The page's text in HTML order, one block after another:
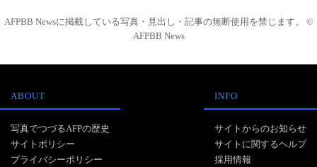
AFPBB Newsに掲載している写真・見出し・記事の無断使用を禁じます。 ©
AFPBB News
ABOUT
写真でつづるAFPの歴史
サイトポリシー
プライバシーポリシー
INFO
サイトからのお知らせ
サイトに関するヘルプ
採用情報